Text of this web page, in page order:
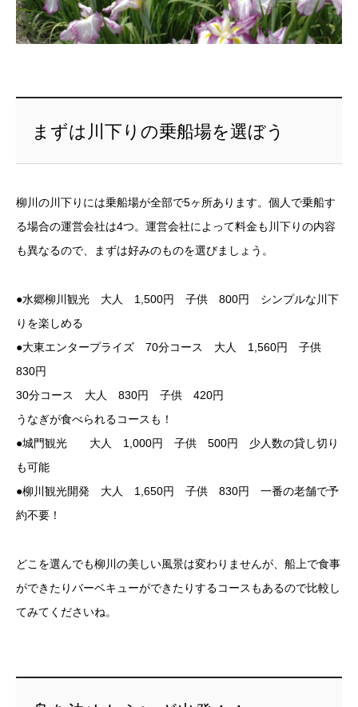
まずは川下りの乗船場を選ぼう
柳川の川下りには乗船場が全部で5ヶ所あります。個人で乗船す
る場合の運営会社は4つ。運営会社によって料金も川下りの内容
も異なるので、まずは好みのものを選びましょう。
●水郷柳川観光 大人 1,500円 子供 800円 シンプルな川下
りを楽しめる
●大東エンタープライズ 70分コース 大人 1,560円 子供
830円
30分コース 大人 830円 子供 420円
うなぎが食べられるコースも！
●城門観光 大人 1,000円 子供 500円 少人数の貸し切り
も可能
●柳川観光開発 大人 1,650円 子供 830円 一番の老舗で予
約不要！
どこを選んでも柳川の美しい風景は変わりませんが、船上で食事
ができたりバーベキューができたりするコースもあるので比較し
てみてくださいね。